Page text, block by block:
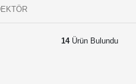
14Ürün Bulundu